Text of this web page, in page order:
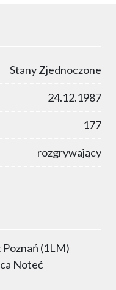
Stany Zjednoczone
24.12.1987
177
rozgrywający
Poznań (1LM)
Noteć